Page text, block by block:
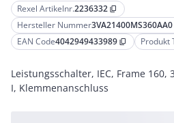
Rexel Artikelnr.2236332 content_copy
Hersteller Nummer3VA21400MS360AA0
EAN Code4042949433989 content_copy Produkt
Leistungsschalter, IEC, Frame 160,
I, Klemmenanschluss